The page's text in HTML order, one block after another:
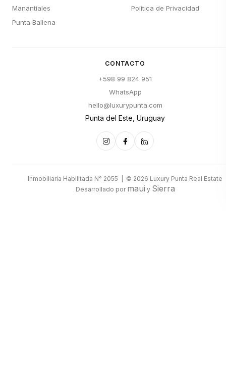
Manantiales
Punta Ballena
Política de Privacidad
CONTACTO
+598 99 824 951
WhatsApp
hello@luxurypunta.com
Punta del Este, Uruguay
Inmobiliaria Habilitada N° 2055 | © 2026 Luxury Punta Real Estate
Desarrollado por maui y Sierra